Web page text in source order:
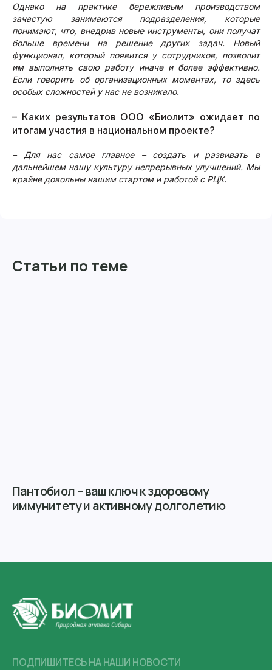
Однако на практике бережливым производством
зачастую занимаются подразделения, которые
понимают, что, внедрив новые инструменты, они получат
больше времени на решение других задач. Новый
функционал, который появится у сотрудников, позволит
им выполнять свою работу иначе и более эффективно.
Если говорить об организационных моментах, то здесь
особых сложностей у нас не возникало.
– Каких результатов ООО «Биолит» ожидает по
итогам участия в национальном проекте?
– Для нас самое главное – создать и развивать в
дальнейшем нашу культуру непрерывных улучшений. Мы
крайне довольны нашим стартом и работой с РЦК.
Статьи по теме
Пантобиол – ваш ключ к здоровому
иммунитету и активному долголетию
ПОДПИШИТЕСЬ НА НАШИ НОВОСТИ